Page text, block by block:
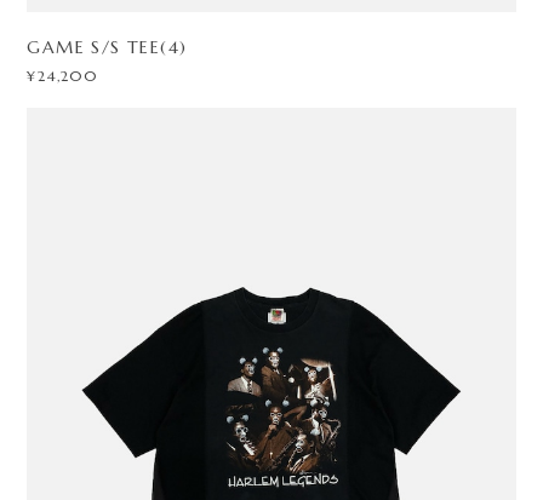
GAME S/S TEE(4)
¥24,200